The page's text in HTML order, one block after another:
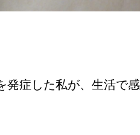
発症した私が、生活で感